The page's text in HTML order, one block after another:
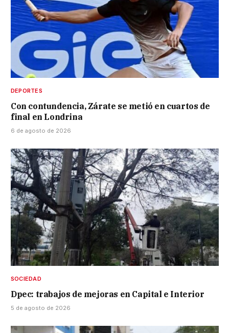
DEPORTES
Con contundencia, Zárate se metió en cuartos de
final en Londrina
6 de agosto de 2026
SOCIEDAD
Dpec: trabajos de mejoras en Capital e Interior
5 de agosto de 2026